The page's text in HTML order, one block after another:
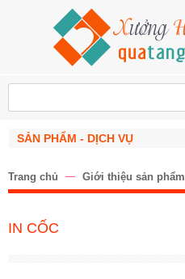
SẢN PHẨM - DỊCH VỤ
Trang chủ Giới thiệu sản phẩm
IN CỐC